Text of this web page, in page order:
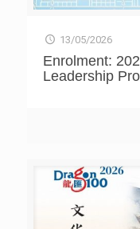
原子核，在高溫、高
聚變可以供人類用上
高溫，亦需配合時間
住聚變，「磁約束核
億度的氘氚電漿約束
模最大、設計參數
異，國家資訊中心
專家單志廣介紹未來
向。他指，目前物
全，傳統的城市將
13/05/2026
Enrolment:
Leadership